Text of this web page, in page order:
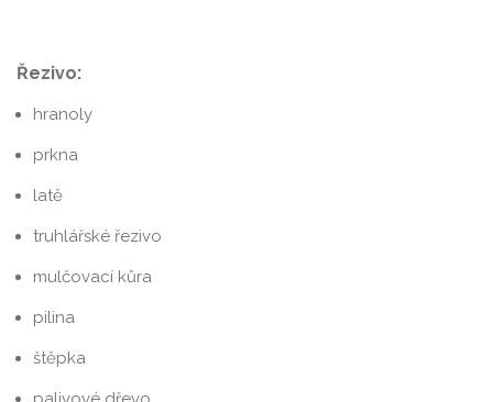
Řezivo:
hranoly
prkna
latě
truhlářské řezivo
mulčovací kůra
pilina
štěpka